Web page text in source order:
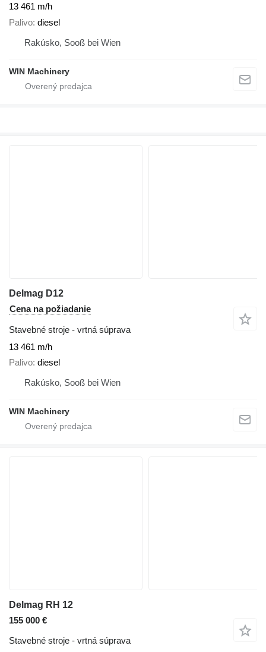
13 461 m/h
Palivo diesel
Rakúsko, Sooß bei Wien
WIN Machinery
Delmag D12
Cena na požiadanie
Stavebné stroje - vrtná súprava
13 461 m/h
Palivo diesel
Rakúsko, Sooß bei Wien
WIN Machinery
Delmag RH 12
155 000 €
Stavebné stroje - vrtná súprava